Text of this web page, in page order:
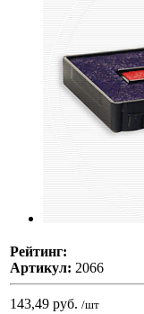
Рейтинг:
Артикул: 2066
143,49 руб. /шт